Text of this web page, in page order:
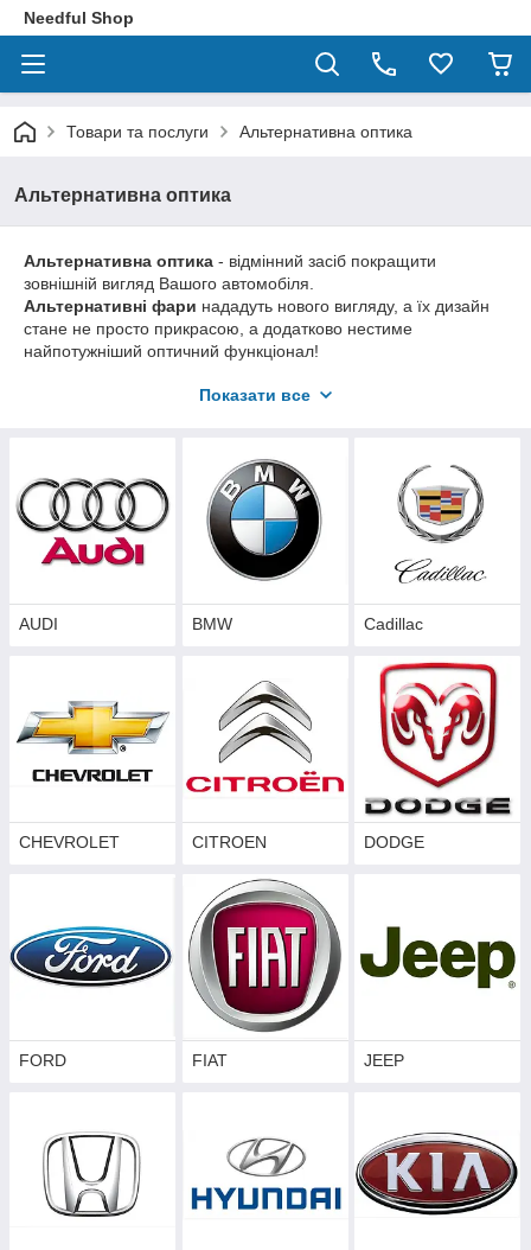
Needful Shop
Товари та послуги Альтернативна оптика
Альтернативна оптика
Альтернативна оптика - відмінний засіб покращити
зовнішній вигляд Вашого автомобіля.
Альтернативні фари нададуть нового вигляду, а їх дизайн
стане не просто прикрасою, а додатково нестиме
найпотужніший оптичний функціонал!
Показати все
AUDI BMW Cadillac
CHEVROLET CITROEN DODGE
FORD FIAT JEEP